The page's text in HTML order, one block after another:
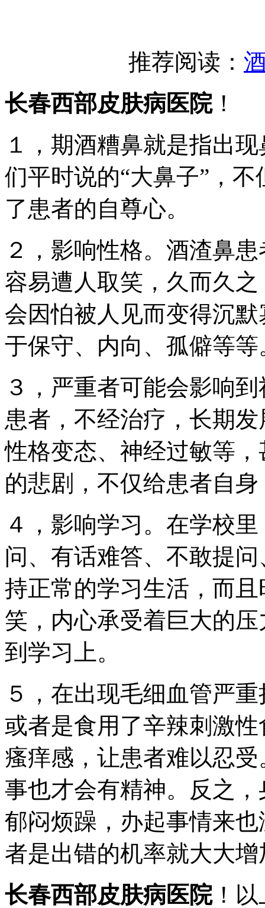
推荐阅读：
长春西部皮肤病医院！
１，期酒糟鼻就是指出
们平时说的“大鼻子”，
了患者的自尊心。
２，影响性格。酒渣鼻
容易遭人取笑，久而久
会因怕被人见而变得沉
于保守、内向、孤僻等等
３，严重者可能会影响
患者，不经治疗，长期
性格变态、神经过敏等
的悲剧，不仅给患者自
４，影响学习。在学校
问、有话难答、不敢提
持正常的学习生活，而
笑，内心承受着巨大的
到学习上。
５，在出现毛细血管严
或者是食用了辛辣刺激
瘙痒感，让患者难以忍
事也才会有精神。反之
郁闷烦躁，办起事情来
者是出错的机率就大大增
长春西部皮肤病医院！以